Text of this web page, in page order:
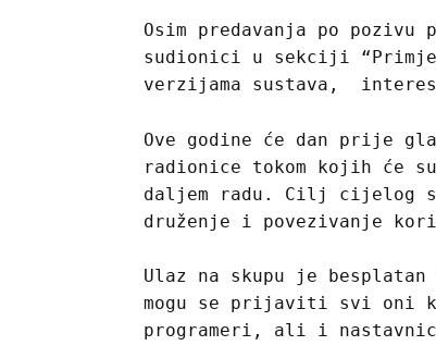
Osim predavanja po
sudionici u sekciji
verzijama sustava,
Ove godine će dan prije
radionice tokom kojih će
daljem radu. Cilj cijelog
druženje i povezivanje
Ulaz na skupu je
mogu se prijaviti svi oni
programeri, ali i